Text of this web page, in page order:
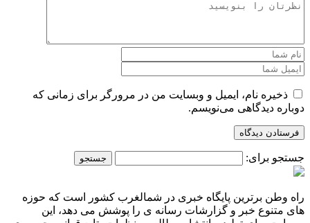
ذخیره نام، ایمیل و وبسایت من در مرورگر برای زمانی که
دوباره دیدگاهی می‌نویسم.
جستجو برای:
راه وطن برترین پایگاه خبری در شمالغرب کشور است که حوزه
های متنوع خبر و گزارشات رسانه ی را پوشش می دهد، این